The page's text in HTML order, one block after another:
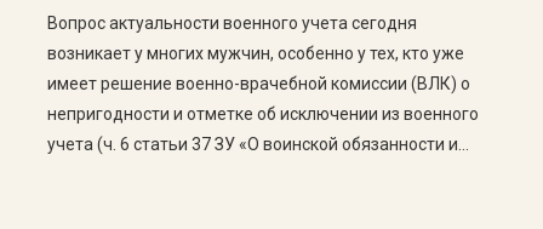
военнослужащие […]
Вопрос актуальности военного учета сегодня
возникает у многих мужчин, особенно у тех, кто уже
имеет решение военно-врачебной комиссии (ВЛК) о
непригодности и отметке об исключении из военного
учета (ч. 6 статьи 37 ЗУ «О воинской обязанности и